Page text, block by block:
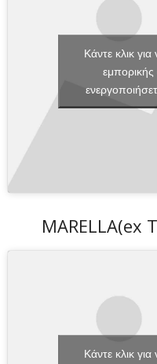
Κάντε κλικ
MARELLA(ex
Κάντε κλικ